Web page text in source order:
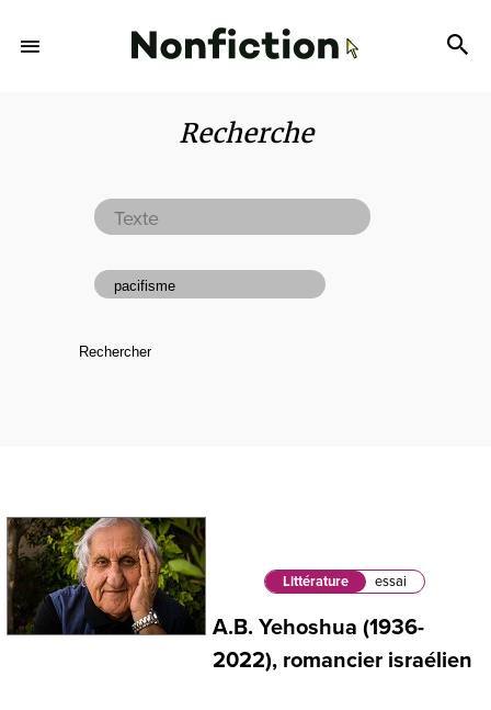
Recherche
Littérature essai
A.B. Yehoshua (1936-
2022), romancier israélien